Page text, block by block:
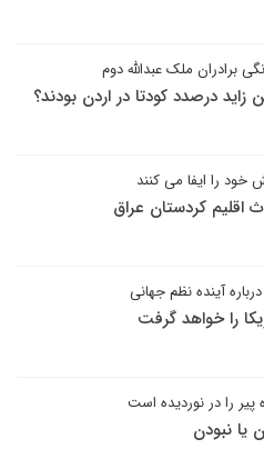
برادران ملک عبدالله دوم
درصدد کودتا در اردن بودند؟
خود را ایفا می کنند
اقلیم کردستان عراق
درباره آینده نظم جهانی
را خواهد گرفت
پیر را در نوردیده است
یا نبودن